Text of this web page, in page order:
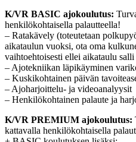
K/VR BASIC ajokoulutus:
henkilökohtaisella palautteella!
– Ratakävely (toteutetaan
aikataulun vuoksi, ota oma
vaihtoehtoisesti ellei aikataulu
– Ajotekniikan läpikäyminen
– Kuskikohtainen päivän
– Ajoharjoittelu- ja videoanalyysit
– Henkilökohtainen palaute ja
K/VR PREMIUM ajokoulutus:
kattavalla henkilökohtaisella